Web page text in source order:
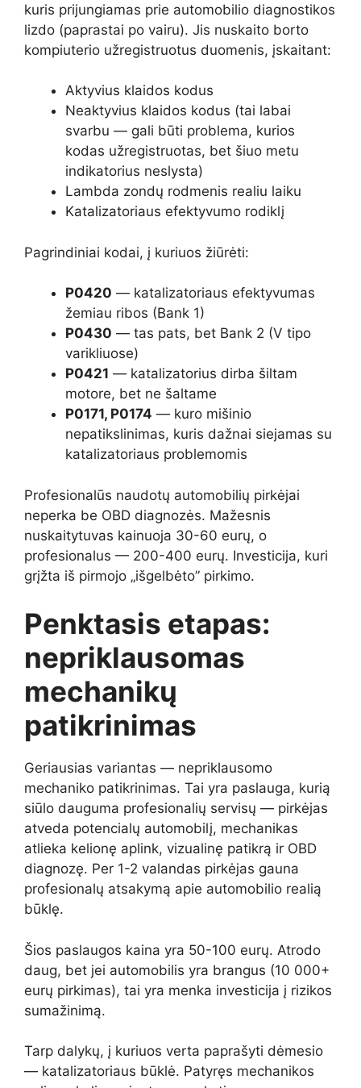
kuris prijungiamas prie automobilio diagnostikos
lizdo (paprastai po vairu). Jis nuskaito borto
kompiuterio užregistruotus duomenis, įskaitant:
Aktyvius klaidos kodus
Neaktyvius klaidos kodus (tai labai
svarbu — gali būti problema, kurios
kodas užregistruotas, bet šiuo metu
indikatorius neslysta)
Lambda zondų rodmenis realiu laiku
Katalizatoriaus efektyvumo rodiklį
Pagrindiniai kodai, į kuriuos žiūrėti:
P0420 — katalizatoriaus efektyvumas
žemiau ribos (Bank 1)
P0430 — tas pats, bet Bank 2 (V tipo
varikliuose)
P0421 — katalizatorius dirba šiltam
motore, bet ne šaltame
P0171, P0174 — kuro mišinio
nepatikslinimas, kuris dažnai siejamas su
katalizatoriaus problemomis
Profesionalūs naudotų automobilių pirkėjai
neperka be OBD diagnozės. Mažesnis
nuskaitytuvas kainuoja 30-60 eurų, o
profesionalus — 200-400 eurų. Investicija, kuri
grįžta iš pirmojo „išgelbėto” pirkimo.
Penktasis etapas:
nepriklausomas
mechanikų
patikrinimas
Geriausias variantas — nepriklausomo
mechaniko patikrinimas. Tai yra paslauga, kurią
siūlo dauguma profesionalių servisų — pirkėjas
atveda potencialų automobilį, mechanikas
atlieka kelionę aplink, vizualinę patikrą ir OBD
diagnozę. Per 1-2 valandas pirkėjas gauna
profesionalų atsakymą apie automobilio realią
būklę.
Šios paslaugos kaina yra 50-100 eurų. Atrodo
daug, bet jei automobilis yra brangus (10 000+
eurų pirkimas), tai yra menka investicija į rizikos
sumažinimą.
Tarp dalykų, į kuriuos verta paprašyti dėmesio
— katalizatoriaus būklė. Patyręs mechanikos